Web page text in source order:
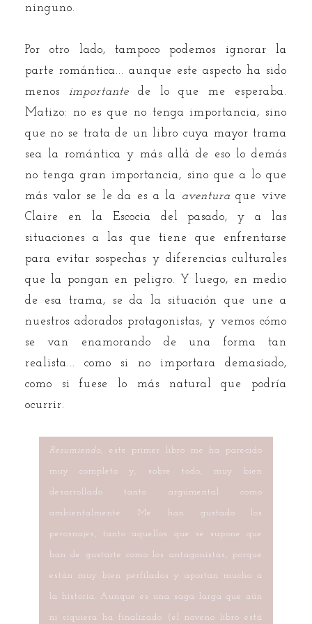
ninguno.
Por otro lado, tampoco podemos ignorar la
parte romántica... aunque este aspecto ha sido
menos importante de lo que me esperaba.
Matizo: no es que no tenga importancia, sino
que no se trata de un libro cuya mayor trama
sea la romántica y más allá de eso lo demás
no tenga gran importancia, sino que a lo que
más valor se le da es a la aventura que vive
Claire en la Escocia del pasado, y a las
situaciones a las que tiene que enfrentarse
para evitar sospechas y diferencias culturales
que la pongan en peligro. Y luego, en medio
de esa trama, se da la situación que une a
nuestros adorados protagonistas, y vemos cómo
se van enamorando de una forma tan
realista... como si no importara demasiado,
como si fuese lo más natural que podría
ocurrir.
Resumiendo , este primer libro me ha parecido
muy completo y, sobre todo, muy bien
desarrollado tanto argumental como
ambientalmente. Me han gustado los
perosnajes, tanto aquellos que se supone que
han de gustarte como los antagonistas, porque
están muy bien perfilados y aportan mucho a
la historia. Aunque es una saga larga que aún
ni siquiera ha finalizado (el noveno libro está